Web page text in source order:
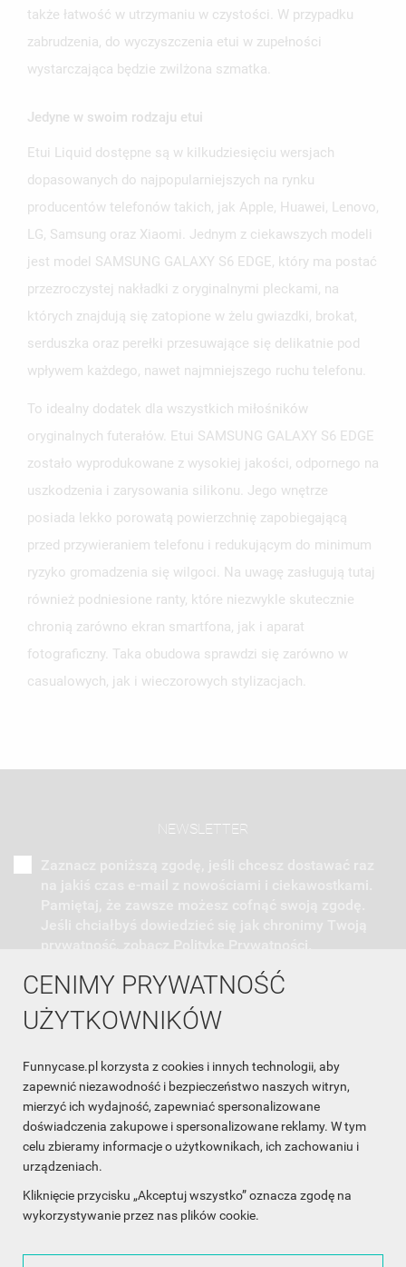
CENIMY PRYWATNOŚĆ
UŻYTKOWNIKÓW
Funnycase.pl korzysta z cookies i innych technologii, aby
zapewnić niezawodność i bezpieczeństwo naszych witryn,
mierzyć ich wydajność, zapewniać spersonalizowane
doświadczenia zakupowe i spersonalizowane reklamy. W tym
celu zbieramy informacje o użytkownikach, ich zachowaniu i
urządzeniach.
Kliknięcie przycisku „Akceptuj wszystko” oznacza zgodę na
wykorzystywanie przez nas plików cookie.
także łatwość w utrzymaniu w czystości. W przypadku
zabrudzenia, do wyczyszczenia etui w zupełności
wystarczająca będzie zwilżona szmatka.
Jedyne w swoim rodzaju etui
Etui Liquid dostępne są w kilkudziesięciu wersjach
dopasowanych do najpopularniejszych na rynku
producentów telefonów takich, jak Apple, Huawei, Lenovo,
LG, Samsung oraz Xiaomi. Jednym z ciekawszych modeli
jest model SAMSUNG GALAXY S6 EDGE, który ma postać
przezroczystej nakładki z oryginalnymi pleckami, na
których znajdują się zatopione w żelu gwiazdki, brokat,
serduszka oraz perełki przesuwające się delikatnie pod
wpływem każdego, nawet najmniejszego ruchu telefonu.
To idealny dodatek dla wszystkich miłośników
oryginalnych futerałów. Etui SAMSUNG GALAXY S6 EDGE
zostało wyprodukowane z wysokiej jakości, odpornego na
uszkodzenia i zarysowania silikonu. Jego wnętrze
posiada lekko porowatą powierzchnię zapobiegającą
przed przywieraniem telefonu i redukującym do minimum
ryzyko gromadzenia się wilgoci. Na uwagę zasługują tutaj
również podniesione ranty, które niezwykle skutecznie
chronią zarówno ekran smartfona, jak i aparat
fotograficzny. Taka obudowa sprawdzi się zarówno w
casualowych, jak i wieczorowych stylizacjach.
NEWSLETTER
INFORMACJA O SKLEPIE
INFORMACJE
OBSŁUGA KLIENTA
WSPÓŁPRACA
ŚLEDŹ NAS NA FACEBOOKU